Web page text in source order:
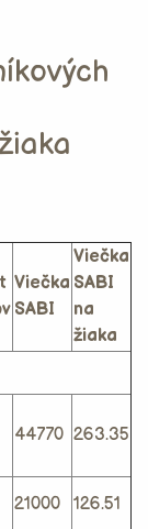
Viečka
SABI
Viečka
SABI
na
žiaka
44770 263.35
21000 126.51